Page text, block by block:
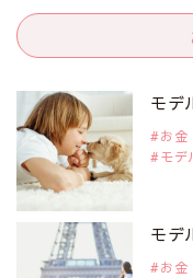
2019年9月29日
是非ご覧ください。
注目モデル 水原佑果さん
2019年9月29日
是非ご覧ください。
注目モデル CHIHARUさ
モデ
お金
モデ
モデ
お金